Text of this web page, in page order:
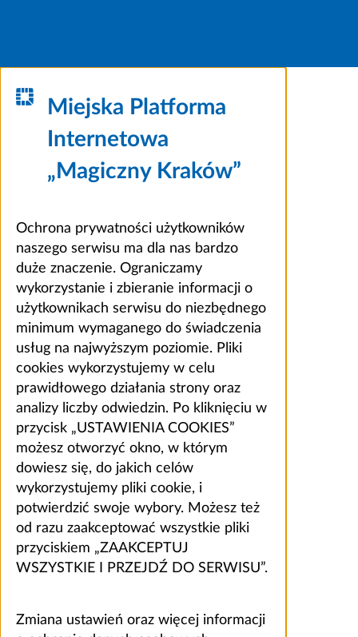
Miejska Platforma
Internetowa
„Magiczny Kraków”
Ochrona prywatności użytkowników
naszego serwisu ma dla nas bardzo
duże znaczenie. Ograniczamy
wykorzystanie i zbieranie informacji o
użytkownikach serwisu do niezbędnego
minimum wymaganego do świadczenia
usług na najwyższym poziomie. Pliki
cookies wykorzystujemy w celu
prawidłowego działania strony oraz
analizy liczby odwiedzin. Po kliknięciu w
przycisk „USTAWIENIA COOKIES”
możesz otworzyć okno, w którym
dowiesz się, do jakich celów
wykorzystujemy pliki cookie, i
potwierdzić swoje wybory. Możesz też
od razu zaakceptować wszystkie pliki
przyciskiem „ZAAKCEPTUJ
WSZYSTKIE I PRZEJDŹ DO SERWISU”.
Zmiana ustawień oraz więcej informacji